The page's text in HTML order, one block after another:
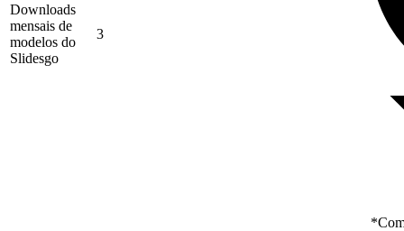
Downloads
mensais de
modelos do
Slidesgo
3